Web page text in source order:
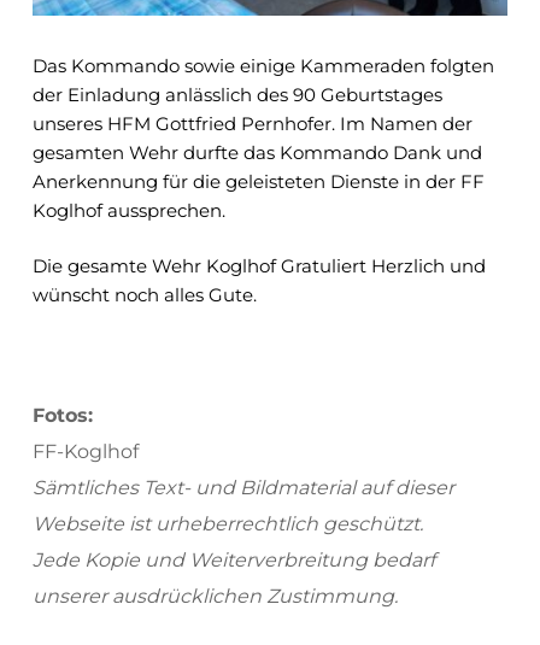
Das Kommando sowie einige Kammeraden folgten
der Einladung anlässlich des 90 Geburtstages
unseres HFM Gottfried Pernhofer. Im Namen der
gesamten Wehr durfte das Kommando Dank und
Anerkennung für die geleisteten Dienste in der FF
Koglhof aussprechen.
Die gesamte Wehr Koglhof Gratuliert Herzlich und
wünscht noch alles Gute.
Fotos:
FF-Koglhof
Sämtliches Text- und Bildmaterial auf dieser
Webseite ist urheberrechtlich geschützt.
Jede Kopie und Weiterverbreitung bedarf
unserer ausdrücklichen Zustimmung.